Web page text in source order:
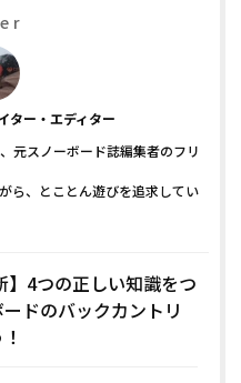
ター・エディター
元スノーボード誌編集者のフリ
ら、とことん遊びを追求してい
】4つの正しい知識をつ
ドのバックカントリ